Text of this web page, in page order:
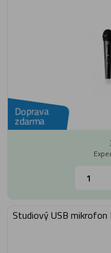
Doprava
zdarma
Studiový USB mikrofon